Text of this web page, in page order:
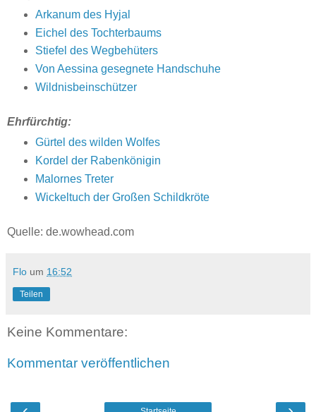
Arkanum des Hyjal
Eichel des Tochterbaums
Stiefel des Wegbehüters
Von Aessina gesegnete Handschuhe
Wildnisbeinschützer
Ehrfürchtig:
Gürtel des wilden Wolfes
Kordel der Rabenkönigin
Malornes Treter
Wickeltuch der Großen Schildkröte
Quelle: de.wowhead.com
Flo um 16:52
Teilen
Keine Kommentare:
Kommentar veröffentlichen